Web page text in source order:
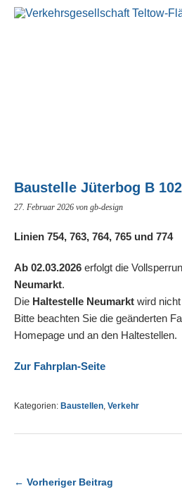
Baustelle Jüterbog B
27. Februar 2026 von gb-design
Linien 754, 763, 764, 765 und 774
Ab 02.03.2026 erfolgt die
Neumarkt.
Die Haltestelle Neumarkt wird
Bitte beachten Sie die geänderten
Homepage und an den Haltestellen.
Zur Fahrplan-Seite
Kategorien: Baustellen, Verkehr
← Vorheriger Beitrag